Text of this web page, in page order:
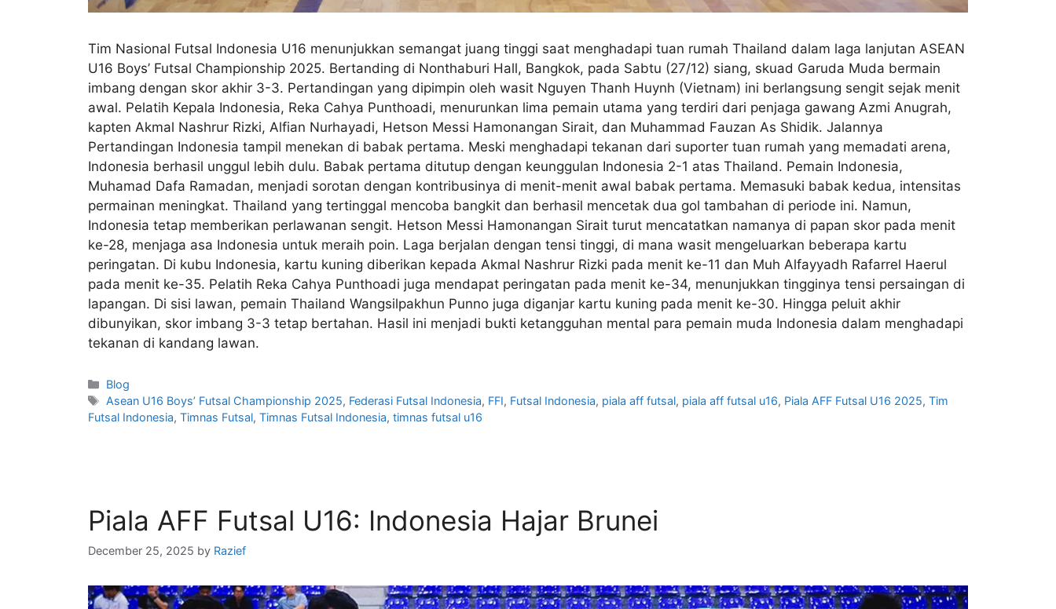
Tim Nasional Futsal Indonesia U16 menunjukkan semangat juang tinggi saat menghadapi tuan rumah Thailand dalam laga lanjutan ASEAN
U16 Boys’ Futsal Championship 2025. Bertanding di Nonthaburi Hall, Bangkok, pada Sabtu (27/12) siang, skuad Garuda Muda bermain
imbang dengan skor akhir 3-3. ​Pertandingan yang dipimpin oleh wasit Nguyen Thanh Huynh (Vietnam) ini berlangsung sengit sejak menit
awal. Pelatih Kepala Indonesia, Reka Cahya Punthoadi, menurunkan lima pemain utama yang terdiri dari penjaga gawang Azmi Anugrah,
kapten Akmal Nashrur Rizki, Alfian Nurhayadi, Hetson Messi Hamonangan Sirait, dan Muhammad Fauzan As Shidik. ​Jalannya
Pertandingan ​Indonesia tampil menekan di babak pertama. Meski menghadapi tekanan dari suporter tuan rumah yang memadati arena,
Indonesia berhasil unggul lebih dulu. Babak pertama ditutup dengan keunggulan Indonesia 2-1 atas Thailand. Pemain Indonesia,
Muhamad Dafa Ramadan, menjadi sorotan dengan kontribusinya di menit-menit awal babak pertama. ​Memasuki babak kedua, intensitas
permainan meningkat. Thailand yang tertinggal mencoba bangkit dan berhasil mencetak dua gol tambahan di periode ini. Namun,
Indonesia tetap memberikan perlawanan sengit. Hetson Messi Hamonangan Sirait turut mencatatkan namanya di papan skor pada menit
ke-28, menjaga asa Indonesia untuk meraih poin. ​Laga berjalan dengan tensi tinggi, di mana wasit mengeluarkan beberapa kartu
peringatan. Di kubu Indonesia, kartu kuning diberikan kepada Akmal Nashrur Rizki pada menit ke-11 dan Muh Alfayyadh Rafarrel Haerul
pada menit ke-35. Pelatih Reka Cahya Punthoadi juga mendapat peringatan pada menit ke-34, menunjukkan tingginya tensi persaingan di
lapangan. Di sisi lawan, pemain Thailand Wangsilpakhun Punno juga diganjar kartu kuning pada menit ke-30. ​Hingga peluit akhir
dibunyikan, skor imbang 3-3 tetap bertahan. Hasil ini menjadi bukti ketangguhan mental para pemain muda Indonesia dalam menghadapi
tekanan di kandang lawan.
Blog
Asean U16 Boys’ Futsal Championship 2025, Federasi Futsal Indonesia, FFI, Futsal Indonesia, piala aff futsal, piala aff futsal u16, Piala AFF Futsal U16 2025,Tim
Futsal Indonesia, Timnas Futsal, Timnas Futsal Indonesia, timnas futsal u16
Piala AFF Futsal U16: Indonesia Hajar Brunei
December 25, 2025 by Razief